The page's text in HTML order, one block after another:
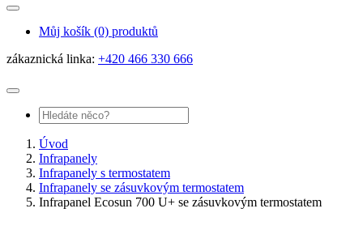
Můj košík (0) produktů
zákaznická linka: +420 466 330 666
Úvod
Infrapanely
Infrapanely s termostatem
Infrapanely se zásuvkovým termostatem
Infrapanel Ecosun 700 U+ se zásuvkovým termostatem